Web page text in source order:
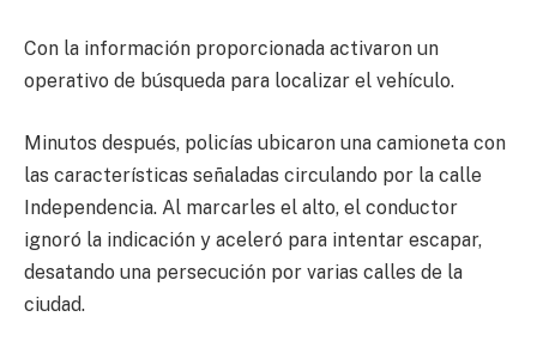
Con la información proporcionada activaron un
operativo de búsqueda para localizar el vehículo.
Minutos después, policías ubicaron una camioneta con
las características señaladas circulando por la calle
Independencia. Al marcarles el alto, el conductor
ignoró la indicación y aceleró para intentar escapar,
desatando una persecución por varias calles de la
ciudad.